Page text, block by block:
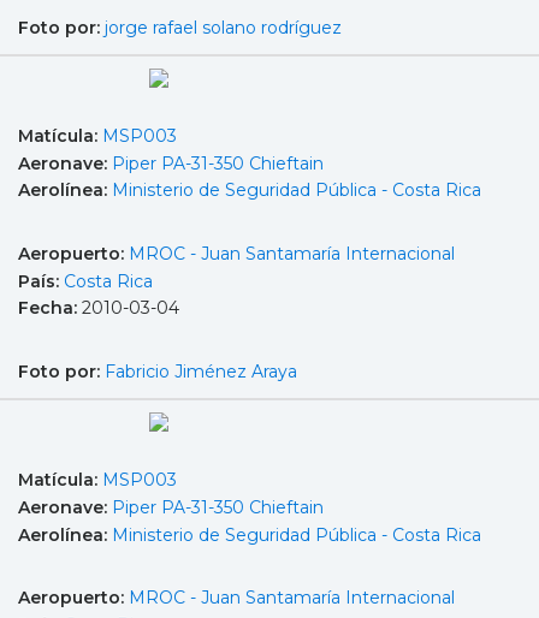
Foto por: jorge rafael solano rodríguez
Matícula: MSP003
Aeronave: Piper PA-31-350 Chieftain
Aerolínea: Ministerio de Seguridad Pública - Costa Rica
Aeropuerto: MROC - Juan Santamaría Internacional
País: Costa Rica
Fecha: 2010-03-04
Foto por: Fabricio Jiménez Araya
Matícula: MSP003
Aeronave: Piper PA-31-350 Chieftain
Aerolínea: Ministerio de Seguridad Pública - Costa Rica
Aeropuerto: MROC - Juan Santamaría Internacional